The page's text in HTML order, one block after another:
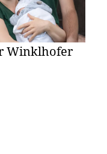
Winklhofer